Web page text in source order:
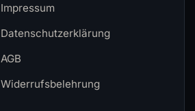
Impressum
Datenschutzerklärung
AGB
Widerrufsbelehrung